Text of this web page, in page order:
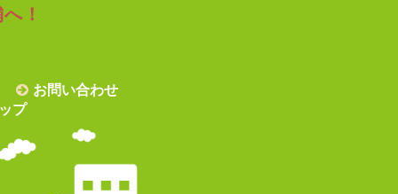
！
お問い合わせ
プ